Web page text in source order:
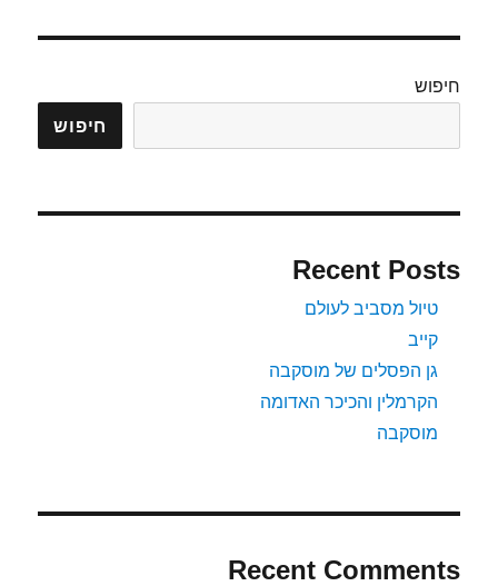
חיפוש
חיפוש
Recent Posts
טיול מסביב לעולם
קייב
גן הפסלים של מוסקבה
הקרמלין והכיכר האדומה
מוסקבה
Recent Comments